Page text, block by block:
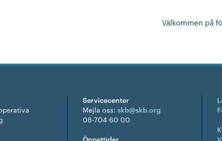
Välkommen på
Servicecenter
Mejla oss: skb@skb.org
08-704 60 00
Öppettider